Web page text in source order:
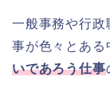
一般事務や行政
事が色々とある
いであろう仕事